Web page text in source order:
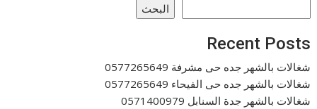
البحث
Recent Posts
شغالات بالشهر جده حى مشرفة 0577265649
شغالات بالشهر جده حى الفيحاء 0577265649
شغالات بالشهر جدة السنابل 0571400979